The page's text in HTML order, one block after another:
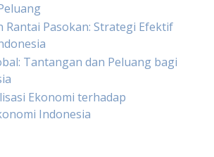
Pasokan: Strategi Efektif
Tantangan dan Peluang bagi
Ekonomi terhadap
Indonesia